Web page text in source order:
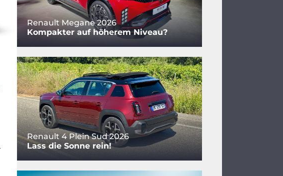
Renault Megane 2026
Kompakter auf höherem Niveau?
Renault 4 Plein Sud 2026
Lass die Sonne rein!